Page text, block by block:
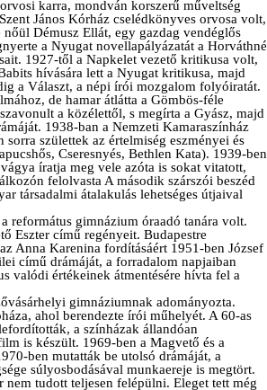
karra, mondván korszerű műveltség
János Kórház cselédkönyves orvosa volt,
Démusz Ellát, egy gazdag vendéglős
a Nyugat novellapályázatát a Horváthné
1927-től a Napkelet vezető kritikusa volt,
hívására lett a Nyugat kritikusa, majd
a Választ, a népi írói mozgalom folyóiratát.
de hamar átlátta a Gömbös-féle
a közélettől, s megírta a Gyász, majd
1938-ban a Nemzeti Kamaraszínház
születtek az értelmiség eszményei és
Cseresnyés, Bethlen Kata). 1939-ben
íratja meg vele azóta is sokat vitatott,
felolvasta A második szárszói beszéd
társadalmi átalakulás lehetséges útjaival
református gimnázium óraadó tanára volt.
Eszter című regényeit. Budapestre
Anna Karenina fordításáért 1951-ben József
című drámáját, a forradalom napjaiban
valódi értékeinek átmentésére hívta fel a
gimnáziumnak adományozta.
ahol berendezte írói műhelyét. A 60-as
a színházak állandóan
is készült. 1969-ben a Magvető és a
ben mutatták be utolsó drámáját, a
súlyosbodásával munkaereje is megtört.
tudott teljesen felépülni. Eleget tett még